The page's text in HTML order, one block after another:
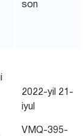
son
2022-yil 21-
iyul
VMQ-395-